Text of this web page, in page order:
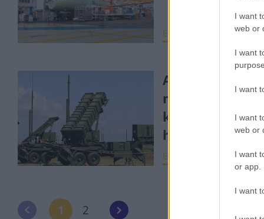
I want
web or
I want
I want
I want
web or
I want
or app.
I want
ELEMZÉSEK 2024.
A cégek,
milliárdokat
keresnek az
háborún
ELEMZÉSEK 2023.
1 2